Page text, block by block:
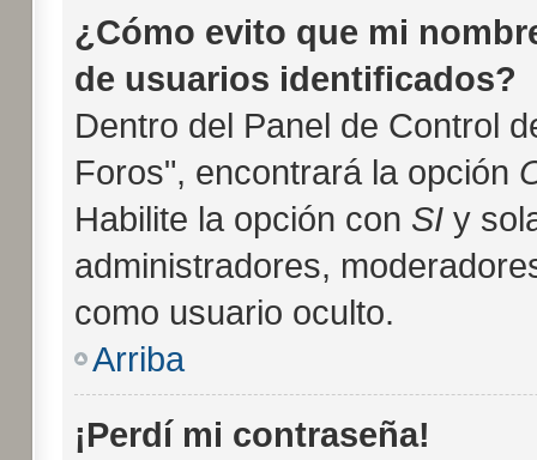
¿Cómo evito que mi
de usuarios identificados?
Dentro del Panel de Control
Foros", encontrará la opción
Habilite la opción con SIy
administradores,
como usuario oculto.
Arriba
¡Perdí mi contraseña!